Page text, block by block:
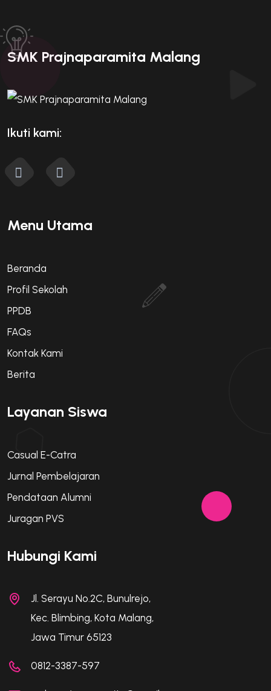
SMK Prajnaparamita Malang
Ikuti kami:
Menu Utama
Beranda
Profil Sekolah
PPDB
FAQs
Kontak Kami
Berita
Layanan Siswa
Casual E-Catra
Jurnal Pembelajaran
Pendataan Alumni
Juragan PVS
Hubungi Kami
Jl. Serayu No.2C, Bunulrejo,
Kec. Blimbing, Kota Malang,
Jawa Timur 65123
0812-3387-597